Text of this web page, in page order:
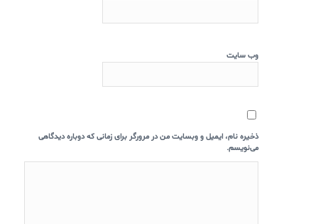
وب‌ سایت
ذخیره نام، ایمیل و وبسایت من در مرورگر برای زمانی که دوباره دیدگاهی
می‌نویسم.